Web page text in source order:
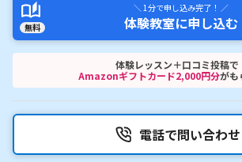
無料
＼ 1分で申し込み完了！ ／
体験教室に申し込む
体験レッスン＋口コミ投稿で
Amazonギフトカード2,000円分がも
電話で問い合わせ